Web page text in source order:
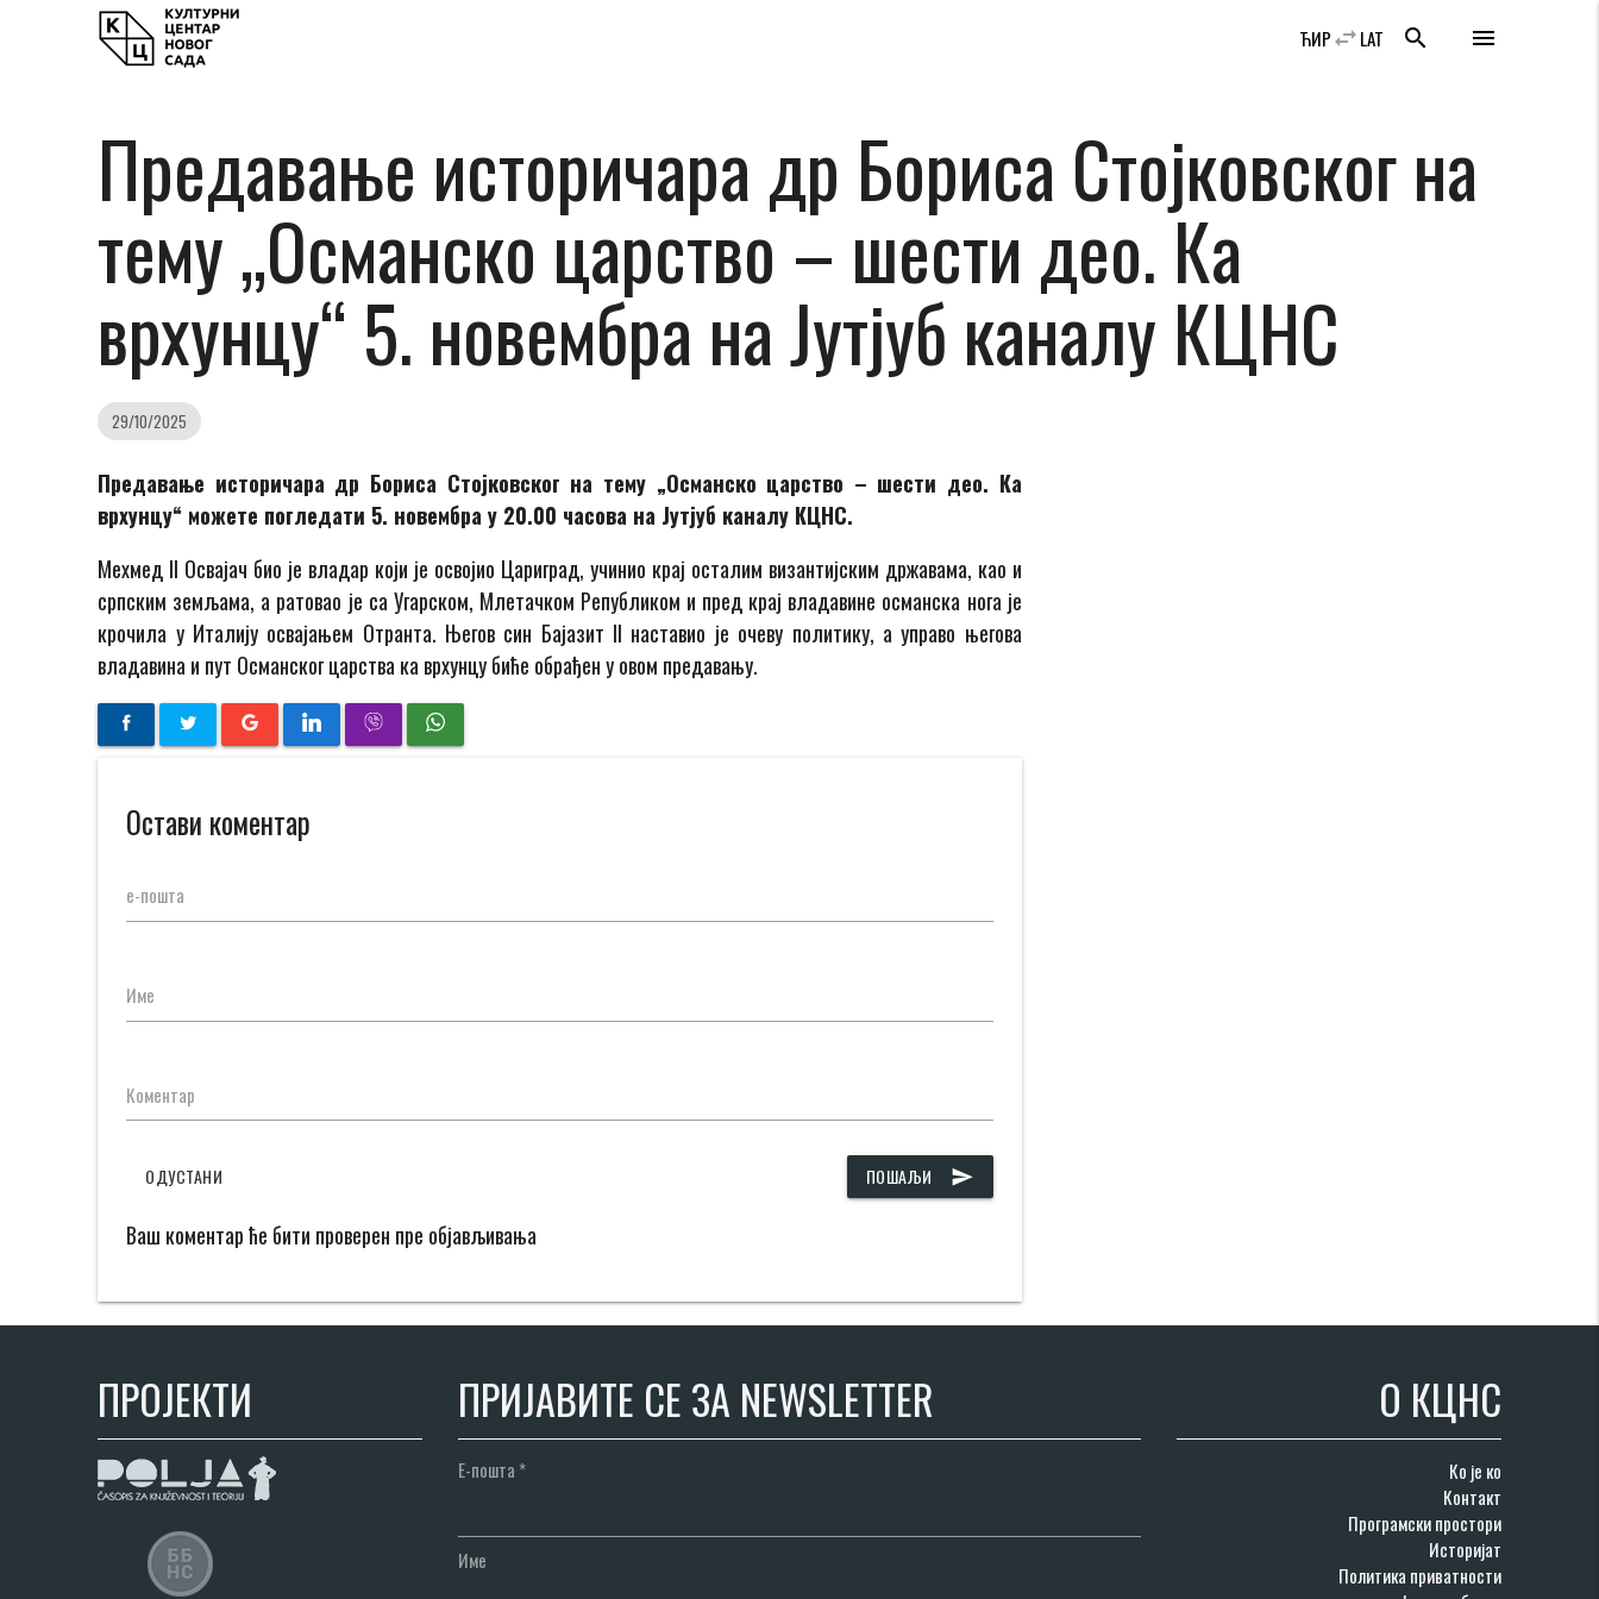
menu
search
LAT
swap_horiz
ЋИР
Предавање историчара др Бориса Стојковског на
тему „Османско царство – шести део. Ка
врхунцу“ 5. новембра на Јутјуб каналу КЦНС
29/10/2025
Предавање историчара др Бориса Стојковског на тему „Османско царство – шести део. Ка
врхунцу“ можете погледати 5. новембра у 20.00 часова на Јутјуб каналу КЦНС.
Мехмед II Освајач био је владар који је освојио Цариград, учинио крај осталим византијским државама, као и
српским земљама, а ратовао је са Угарском, Млетачком Републиком и пред крај владавине османска нога је
крочила у Италију освајањем Отранта. Његов син Бајазит II наставио је очеву политику, а управо његова
владавина и пут Османског царства ка врхунцу биће обрађен у овом предавању.
Остави коментар
е-пошта
Име
Коментар
ПОШАЉИ send
ОДУСТАНИ
Ваш коментар ће бити проверен пре објављивања
ПРОЈЕКТИ ПРИЈАВИТЕ СЕ ЗА NEWSLETTER
Е-пошта *
Име
О КЦНС
Ко је ко
Контакт
Програмски простори
Историјат
Политика приватности